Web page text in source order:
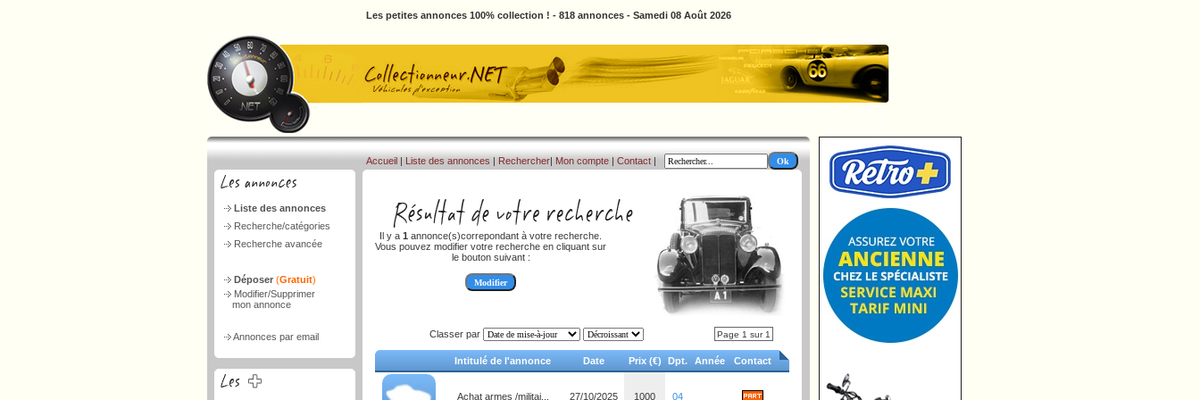
Les petites annonces 100% collection ! - 818 annonces - Samedi 08 Août 2026
Liste des annonces
Recherche/catégories
Recherche avancée
Déposer (Gratuit)
Modifier/Supprimer
mon annonce
Annonces par email
Accueil | Liste des annonces | Rechercher| Mon compte | Contact |
Il y a 1 annonce(s)correpondant à votre recherche.
Vous pouvez modifier votre recherche en cliquant sur
le bouton suivant :
Classer par Page 1 sur 1
Intitulé de l'annonce Date Prix (€) Dpt. Année Contact
Achat armes /militai... 27/10/2025 1000 04